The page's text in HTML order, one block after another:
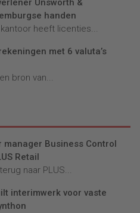
Unsworth &
handen
heeft licenties...
met 6 valuta’s
bron van...
manager Business Control
Retail
naar PLUS...
interimwerk voor vaste